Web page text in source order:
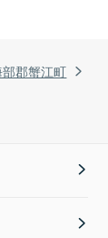
郡蟹江町